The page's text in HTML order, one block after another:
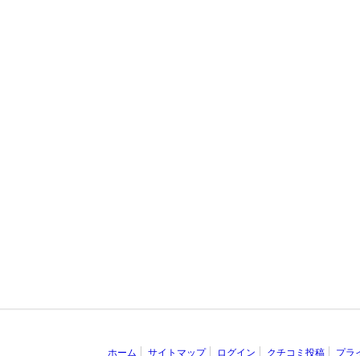
ホーム サイトマップ ログイン クチコミ投稿 プラ